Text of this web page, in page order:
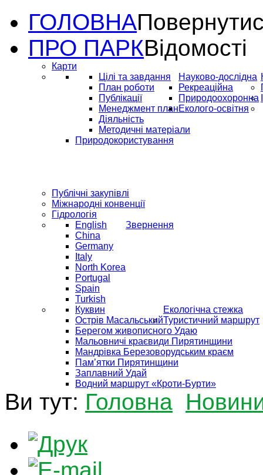
ГОЛОВНА
ПРО ПАРКВідомості
Карти
Науково-дослідна
Цілі та завдання
План роботи
Публікації
Менеджмент план
Рекреаційна
Природоохоронна
Еколого-освітня
Діяльність
Методичні матеріали
Природокористування
Публічні закупівлі
Міжнародні конвенції
Гідрологія
Звернення
English
China
Germany
Italy
North Korea
Portugal
Spain
Turkish
Екологічна стежка
Куквин
Острів МасальськийТуристичний маршрут
Берегом живописного Удаю
Мальовничі краєвиди Пирятинщини
Мандрівка Березоворудським краєм
Пам’ятки Пирятинщини
Заплавний Удай
Водний маршрут «Кроти-Бурти»
Ви тут: Головна